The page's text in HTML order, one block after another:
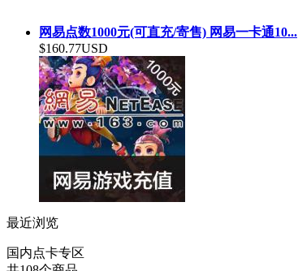
网易点数1000元(可直充/寄售) 网易一卡通10...
$160.77USD
最近浏览
国内点卡专区